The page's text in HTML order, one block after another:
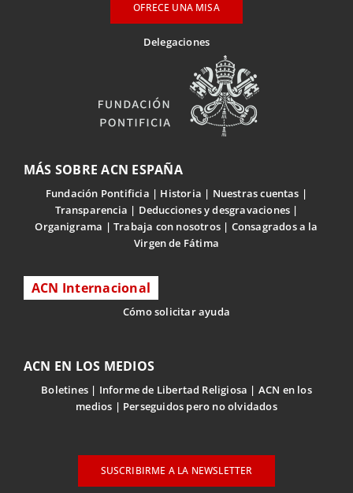
OFRECE UNA MISA
Delegaciones
MÁS SOBRE ACN ESPAÑA
Fundación Pontificia Historia
Nuestras cuentas
Transparencia
Deducciones y desgravaciones
Organigrama
Trabaja con nosotros
Consagrados a la
Virgen de Fátima
ACN Internacional
Cómo solicitar ayuda
ACN EN LOS MEDIOS
Boletines Informe de Libertad Religiosa
ACN en los
medios
Perseguidos pero no olvidados
SUSCRIBIRME A LA NEWSLETTER